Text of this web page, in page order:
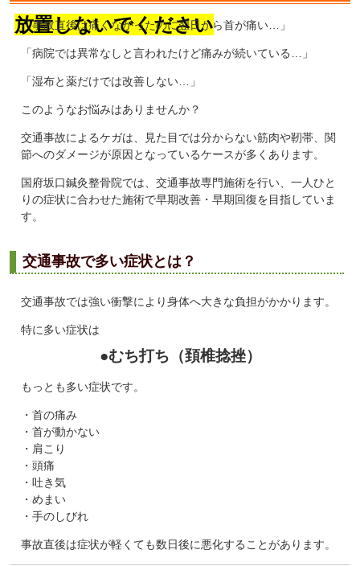
放置しないでください
「事故直後は痛くなかったのに翌日から首が痛い…」
「病院では異常なしと言われたけど痛みが続いている…」
「湿布と薬だけでは改善しない…」
このようなお悩みはありませんか？
交通事故によるケガは、見た目では分からない筋肉や靭帯、関
節へのダメージが原因となっているケースが多くあります。
国府坂口鍼灸整骨院では、交通事故専門施術を行い、一人ひと
りの症状に合わせた施術で早期改善・早期回復を目指していま
す。
交通事故で多い症状とは？
交通事故では強い衝撃により身体へ大きな負担がかかります。
特に多い症状は
●むち打ち（頚椎捻挫）
もっとも多い症状です。
・首の痛み
・首が動かない
・肩こり
・頭痛
・吐き気
・めまい
・手のしびれ
事故直後は症状が軽くても数日後に悪化することがあります。